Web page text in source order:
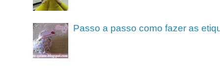
Passo a passo como fazer as